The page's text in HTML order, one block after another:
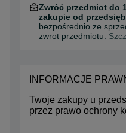
Zwróć przedmiot do
zakupie od
bezpośrednio ze
zwrot przedmiotu.
INFORMACJE
Twoje zakupy u
przez prawo ochrony